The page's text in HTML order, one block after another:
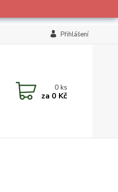
Přihlášení
0ks
za 0 Kč